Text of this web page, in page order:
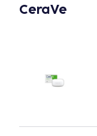
CeraVe